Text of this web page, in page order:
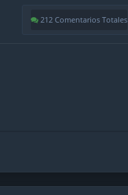
212 Comentarios Totales